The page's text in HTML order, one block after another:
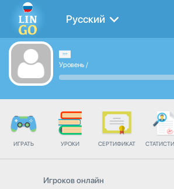
Русский
Уровень /
ИГРАТЬ УРОКИ СЕРТИФИКАТ
Игроков онлайн